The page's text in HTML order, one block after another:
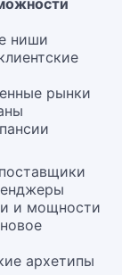
ниши
рынки
и мощности
архетипы